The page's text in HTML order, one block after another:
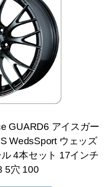
GUARD6 アイスガー
WedsSport ウェッズ
4本セット 17インチ
5穴 100